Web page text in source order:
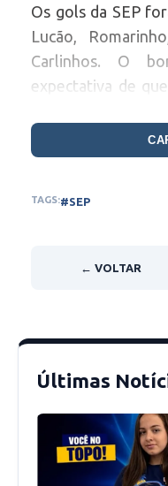
Os gols da SEP
Lucão,
Carlinhos. O
expectativa de
A próxima
dezembro
TAGS:#SEP
← VOLTAR
Últimas